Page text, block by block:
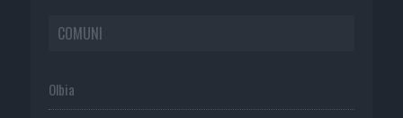
COMUNI
Olbia